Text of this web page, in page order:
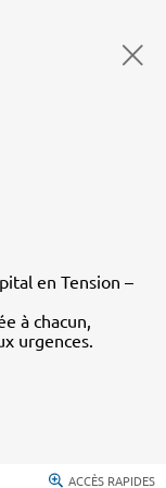
en Tension –
à chacun,
urgences.
ACCÈS RAPIDES